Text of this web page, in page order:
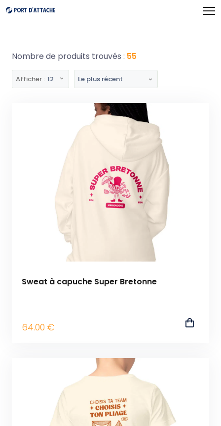
Nombre de produits trouvés : 55
Afficher : 12 Le plus récent
Sweat à capuche Super Bretonne
64.00 €
Panneau de gestion des cookies